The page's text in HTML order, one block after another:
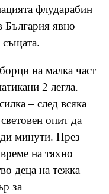
флударабин
България явно
на малка част
2 легла.
– след всяка
опит да
минути. През
на тяхно
деца на тежка
за